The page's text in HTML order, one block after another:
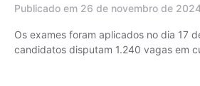
Publicado em 26 de novembro de
Os exames foram aplicados no dia 17
candidatos disputam 1.240 vagas em